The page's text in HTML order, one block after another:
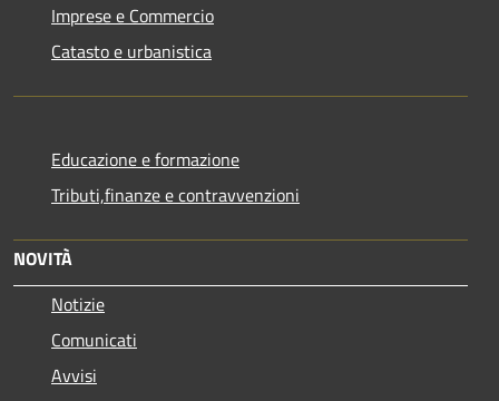
Imprese e Commercio
Catasto e urbanistica
Educazione e formazione
Tributi,finanze e contravvenzioni
NOVITÀ
Notizie
Comunicati
Avvisi